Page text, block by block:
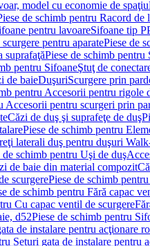
model cu economie de spaţiu
de schimb pentru Racord de
pentru lavoareSifoane tip P
pentru aparatePiese de
suprafaţăPiese de schimb pentru
pentru SifoaneŞtuţ de
de baieDuşuriScurgere prin
pentru Accesorii pentru rigole
Accesorii pentru scurgeri prin
Căzi de duş şi suprafeţe de duş
Piese de schimb pentru
laterali duş pentru duşuri
de schimb pentru Uşi de duş
de baie din material compozit
scurgerePiese de schimb
de schimb pentru Fără capac
Cu capac ventil de scurgere
d52Piese de schimb pentru
de instalare pentru acţionare
Seturi gata de instalare pentru